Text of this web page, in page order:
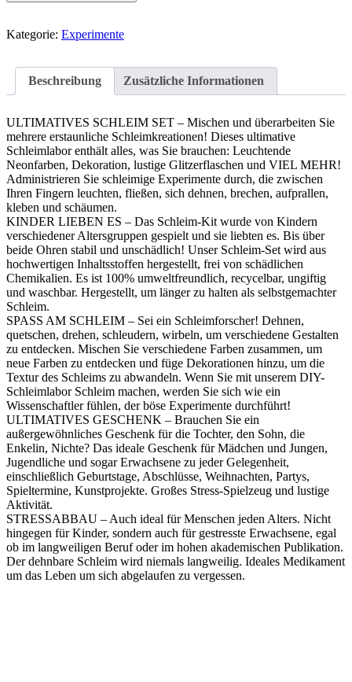
Kategorie: Experimente
Beschreibung Zusätzliche Informationen
ULTIMATIVES SCHLEIM SET – Mischen und überarbeiten Sie
mehrere erstaunliche Schleimkreationen! Dieses ultimative
Schleimlabor enthält alles, was Sie brauchen: Leuchtende
Neonfarben, Dekoration, lustige Glitzerflaschen und VIEL MEHR!
Administrieren Sie schleimige Experimente durch, die zwischen
Ihren Fingern leuchten, fließen, sich dehnen, brechen, aufprallen,
kleben und schäumen.
KINDER LIEBEN ES – Das Schleim-Kit wurde von Kindern
verschiedener Altersgruppen gespielt und sie liebten es. Bis über
beide Ohren stabil und unschädlich! Unser Schleim-Set wird aus
hochwertigen Inhaltsstoffen hergestellt, frei von schädlichen
Chemikalien. Es ist 100% umweltfreundlich, recycelbar, ungiftig
und waschbar. Hergestellt, um länger zu halten als selbstgemachter
Schleim.
SPASS AM SCHLEIM – Sei ein Schleimforscher! Dehnen,
quetschen, drehen, schleudern, wirbeln, um verschiedene Gestalten
zu entdecken. Mischen Sie verschiedene Farben zusammen, um
neue Farben zu entdecken und füge Dekorationen hinzu, um die
Textur des Schleims zu abwandeln. Wenn Sie mit unserem DIY-
Schleimlabor Schleim machen, werden Sie sich wie ein
Wissenschaftler fühlen, der böse Experimente durchführt!
ULTIMATIVES GESCHENK – Brauchen Sie ein
außergewöhnliches Geschenk für die Tochter, den Sohn, die
Enkelin, Nichte? Das ideale Geschenk für Mädchen und Jungen,
Jugendliche und sogar Erwachsene zu jeder Gelegenheit,
einschließlich Geburtstage, Abschlüsse, Weihnachten, Partys,
Spieltermine, Kunstprojekte. Großes Stress-Spielzeug und lustige
Aktivität.
STRESSABBAU – Auch ideal für Menschen jeden Alters. Nicht
hingegen für Kinder, sondern auch für gestresste Erwachsene, egal
ob im langweiligen Beruf oder im hohen akademischen Publikation.
Der dehnbare Schleim wird niemals langweilig. Ideales Medikament
um das Leben um sich abgelaufen zu vergessen.